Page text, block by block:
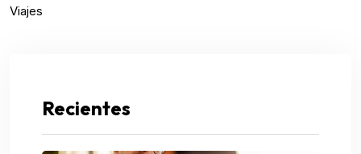
Viajes
Recientes